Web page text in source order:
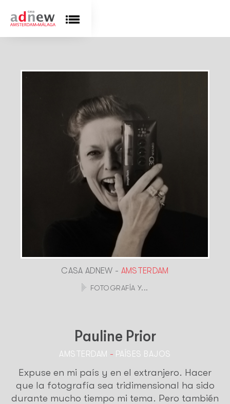
CASA ADNEW - AMSTERDAM
FOTOGRAFÍA Y...
Pauline Prior
AMSTERDAM - PAÍSES BAJOS
Expuse en mi país y en el extranjero. Hacer
que la fotografía sea tridimensional ha sido
durante mucho tiempo mi tema. Pero también